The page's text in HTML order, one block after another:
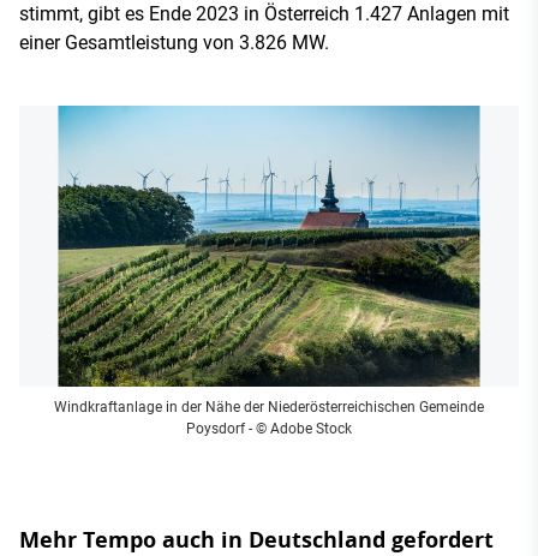
stimmt, gibt es Ende 2023 in Österreich 1.427 Anlagen mit
einer Gesamtleistung von 3.826 MW.
Windkraftanlage in der Nähe der Niederösterreichischen Gemeinde
Poysdorf- © Adobe Stock
Mehr Tempo auch in Deutschland gefordert